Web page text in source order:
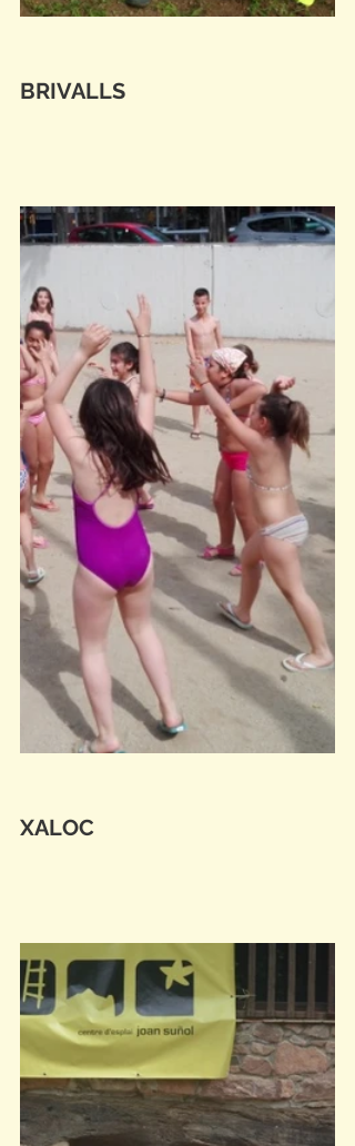
BRIVALLS
XALOC